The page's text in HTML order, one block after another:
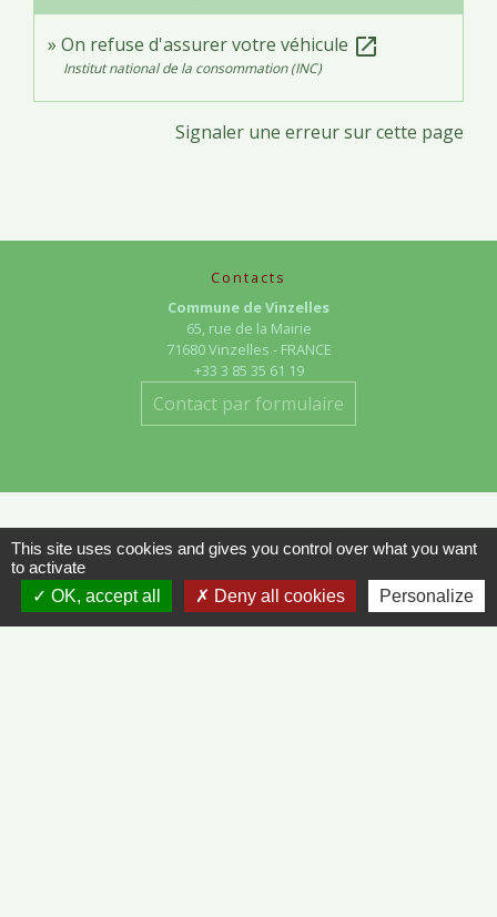
On refuse d'assurer votre véhicule open_in_new
Institut national de la consommation (INC)
Signaler une erreur sur cette page
Contacts
Commune de Vinzelles
65, rue de la Mairie
71680 Vinzelles - FRANCE
+33 3 85 35 61 19
Contact par formulaire
Liens
METEO FRANCE - VINZELLES
This site uses cookies and gives you control over what you want
to activate
OK, accept all
Deny all cookies Personalize